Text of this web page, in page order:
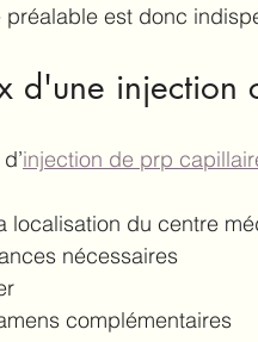
est donc
d'une injection
injection de prp
localisation du centre
nécessaires
complémentaires